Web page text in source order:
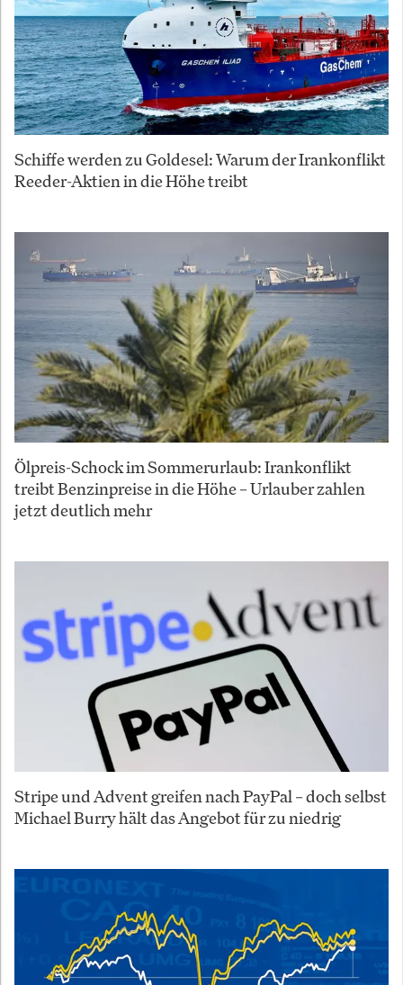
Schiffe werden zu Goldesel: Warum der Irankonflikt
Reeder-Aktien in die Höhe treibt
Ölpreis-Schock im Sommerurlaub: Irankonflikt
treibt Benzinpreise in die Höhe – Urlauber zahlen
jetzt deutlich mehr
Stripe und Advent greifen nach PayPal – doch selbst
Michael Burry hält das Angebot für zu niedrig